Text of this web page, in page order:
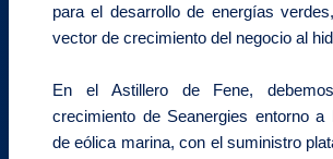
para el desarrollo de energías
vector de crecimiento del negocio al
En el Astillero de Fene,
crecimiento de Seanergies entorno a
de eólica marina, con el suministro